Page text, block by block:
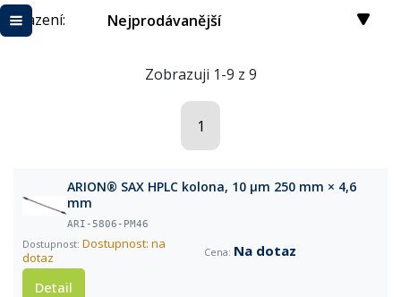
Řazení: Nejprodávanější
Zobrazuji 1-9 z 9
1
ARION® SAX HPLC kolona, 10 µm 250 mm × 4,6
mm
ARI-5806-PM46
Dostupnost: na
dotaz
Na dotaz
Detail